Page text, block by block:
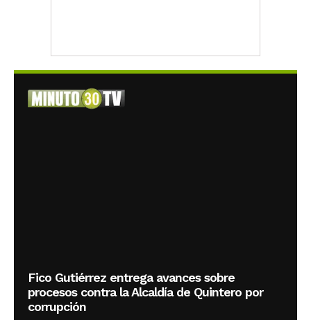
Fico Gutiérrez entrega avances sobre
procesos contra la Alcaldía de Quintero por
corrupción